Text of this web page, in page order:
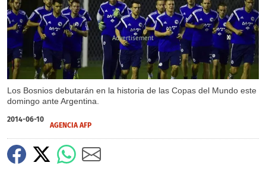
Los Bosnios debutarán en la historia de las Copas del Mundo este
domingo ante Argentina.
X
2014-06-10
AGENCIA AFP